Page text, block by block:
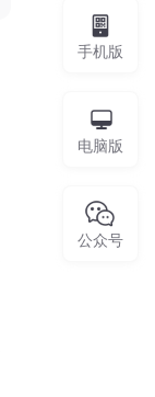
手机版
电脑版
公众号